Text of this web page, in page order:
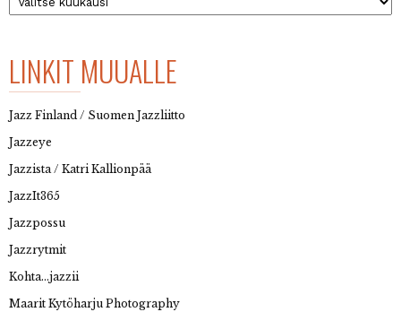
LINKIT MUUALLE
Jazz Finland / Suomen Jazzliitto
Jazzeye
Jazzista / Katri Kallionpää
JazzIt365
Jazzpossu
Jazzrytmit
Kohta…jazzii
Maarit Kytöharju Photography